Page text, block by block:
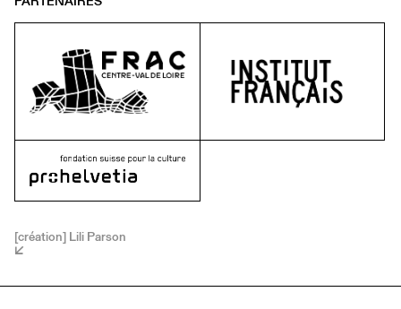
[création] Lili Parson